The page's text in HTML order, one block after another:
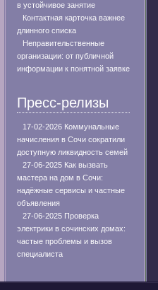
в устойчивое занятие
Контактная карточка важнее
длинного списка
Неправительственные
организации: от публичной
информации к понятной заявке
Пресс-релизы
17-02-2026 Коммунальные
начисления в Сочи сократили
доступную ликвидность семей
27-06-2025 Как вызвать
мастера на дом в Сочи:
надёжные сервисы и частные
объявления
27-06-2025 Проверка
электрики в сочинских домах:
частые проблемы и вызов
специалиста